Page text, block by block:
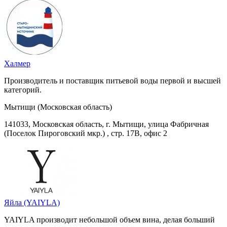
Халмер
Производитель и поставщик питьевой воды первой и высшей
категорий.
Мытищи (Московская область)
141033, Московская область, г. Мытищи, улица Фабричная
(Поселок Пироговский мкр.) , стр. 17В, офис 2
Яйла (YAIYLA)
YAIYLA производит небольшой объем вина, делая больший